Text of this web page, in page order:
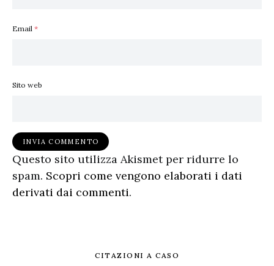
Email *
Sito web
Questo sito utilizza Akismet per ridurre lo
spam. Scopri come vengono elaborati i dati
derivati dai commenti.
CITAZIONI A CASO